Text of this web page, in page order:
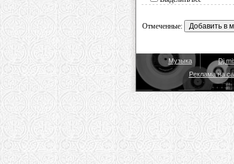
Отмеченные:
Музыка Dj
Реклама на